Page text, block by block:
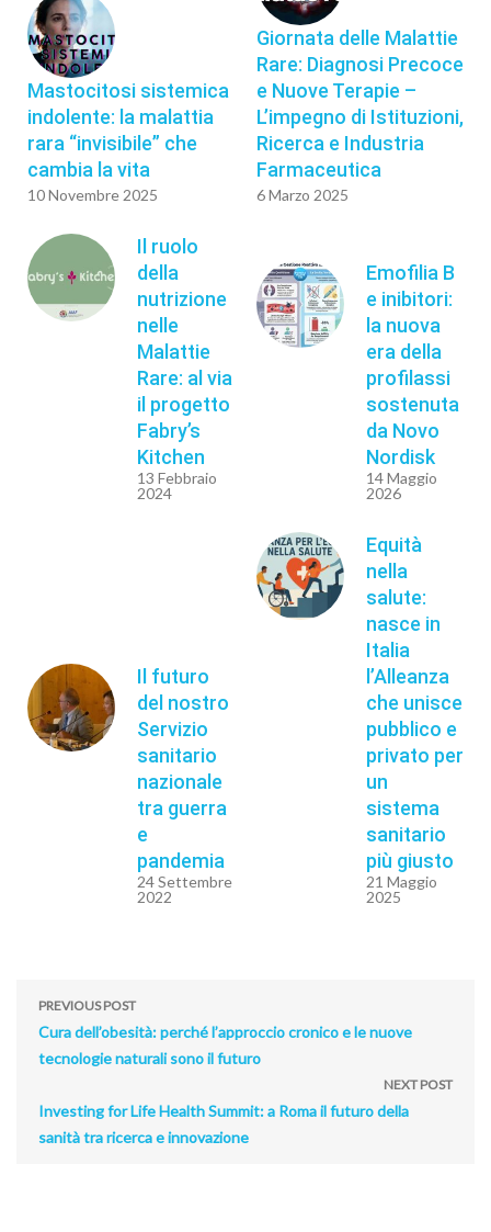
Mastocitosi sistemica
indolente: la malattia
rara “invisibile” che
cambia la vita
10 Novembre 2025
Giornata delle Malattie
Rare: Diagnosi Precoce
e Nuove Terapie –
L’impegno di Istituzioni,
Ricerca e Industria
Farmaceutica
6 Marzo 2025
Il ruolo
della
nutrizione
nelle
Malattie
Rare: al via
il progetto
Fabry’s
Kitchen
13 Febbraio
2024
Emofilia B
e inibitori:
la nuova
era della
profilassi
sostenuta
da Novo
Nordisk
14 Maggio
2026
Il futuro
del nostro
Servizio
sanitario
nazionale
tra guerra
e
pandemia
24 Settembre
2022
Equità
nella
salute:
nasce in
Italia
l’Alleanza
che unisce
pubblico e
privato per
un
sistema
sanitario
più giusto
21 Maggio
2025
PREVIOUS POST
Cura dell’obesità: perché l’approccio cronico e le nuove
tecnologie naturali sono il futuro
NEXT POST
Investing for Life Health Summit: a Roma il futuro della
sanità tra ricerca e innovazione